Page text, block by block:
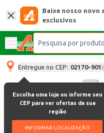
Baixe nosso novo
exclusivos
Entregue no CEP: 02170-901
Escolha uma loja ou informe seu
CEP para ver ofertas da sua
região
INFORMAR LOCALIZAÇÃO